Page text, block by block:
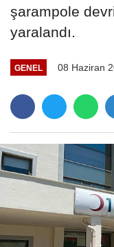
şarampole
yaralandı.
GENEL 08 Haziran